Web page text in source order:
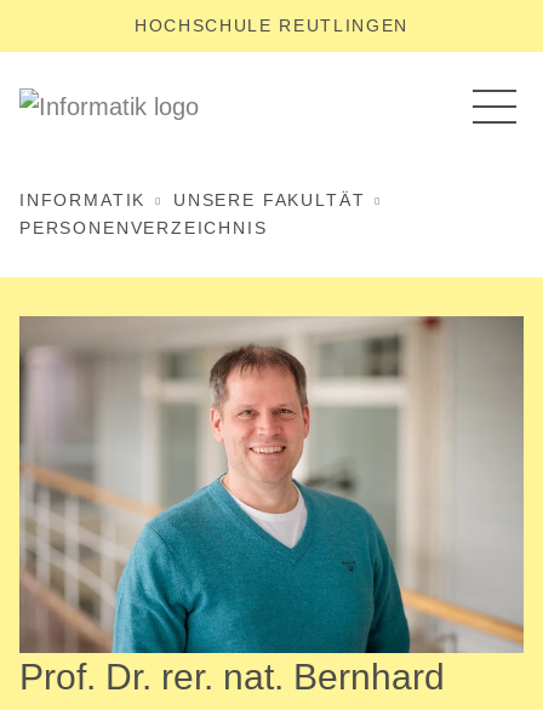
HOCHSCHULE REUTLINGEN
INFORMATIK
UNSERE FAKULTÄT
PERSONENVERZEICHNIS
Prof. Dr. rer. nat. Bernhard